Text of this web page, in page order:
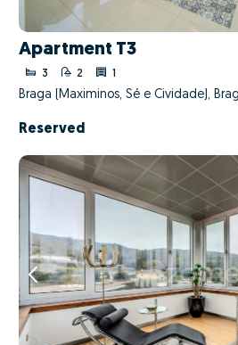
Apartment T3
3 2 1
Braga (Maximinos, Sé e Cividade),
Reserved